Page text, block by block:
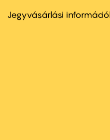
second
Jegyvásárlási